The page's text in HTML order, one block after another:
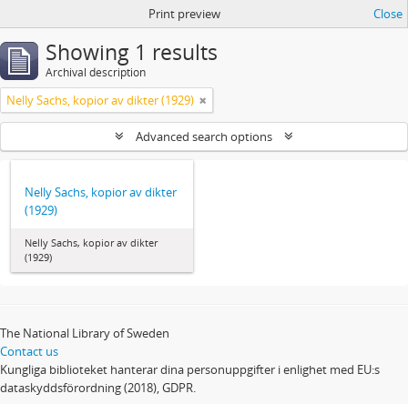
Print preview Close
Showing 1 results
Archival description
Nelly Sachs, kopior av dikter (1929)
Advanced search options
Nelly Sachs, kopior av dikter
(1929)
Nelly Sachs, kopior av dikter
(1929)
The National Library of Sweden
Contact us
Kungliga biblioteket hanterar dina personuppgifter i enlighet med EU:s
dataskyddsförordning (2018), GDPR.